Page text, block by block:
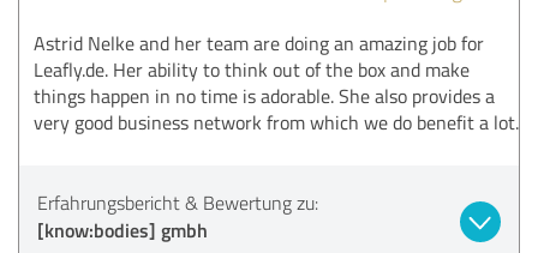
Astrid Nelke and her team are doing an amazing job for
Leafly.de. Her ability to think out of the box and make
things happen in no time is adorable. She also provides a
very good business network from which we do benefit a lot.
Erfahrungsbericht & Bewertung zu:
[know:bodies] gmbh